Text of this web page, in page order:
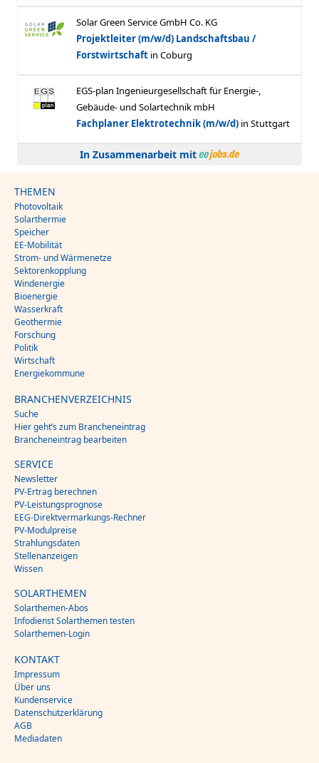
In Zusammenarbeit mit
THEMEN
Photovoltaik
Solarthermie
Speicher
EE-Mobilität
Strom- und Wärmenetze
Sektorenkopplung
Windenergie
Bioenergie
Wasserkraft
Geothermie
Forschung
Politik
Wirtschaft
Energiekommune
BRANCHENVERZEICHNIS
Suche
Hier geht’s zum Brancheneintrag
Brancheneintrag bearbeiten
SERVICE
Newsletter
PV-Ertrag berechnen
PV-Leistungsprognose
EEG-Direktvermarkungs-Rechner
PV-Modulpreise
Strahlungsdaten
Stellenanzeigen
Wissen
SOLARTHEMEN
Solarthemen-Abos
Infodienst Solarthemen testen
Solarthemen-Login
KONTAKT
Impressum
Über uns
Kundenservice
Datenschutzerklärung
AGB
Mediadaten